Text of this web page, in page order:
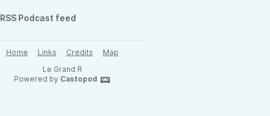
RSS Podcast feed
Home Links Credits
Map
Le Grand R
Powered by Castopod